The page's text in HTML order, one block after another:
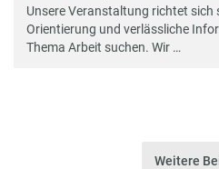
Unsere Veranstaltung richtet sich
Orientierung und verlässliche
Thema Arbeit suchen. Wir …
Weitere